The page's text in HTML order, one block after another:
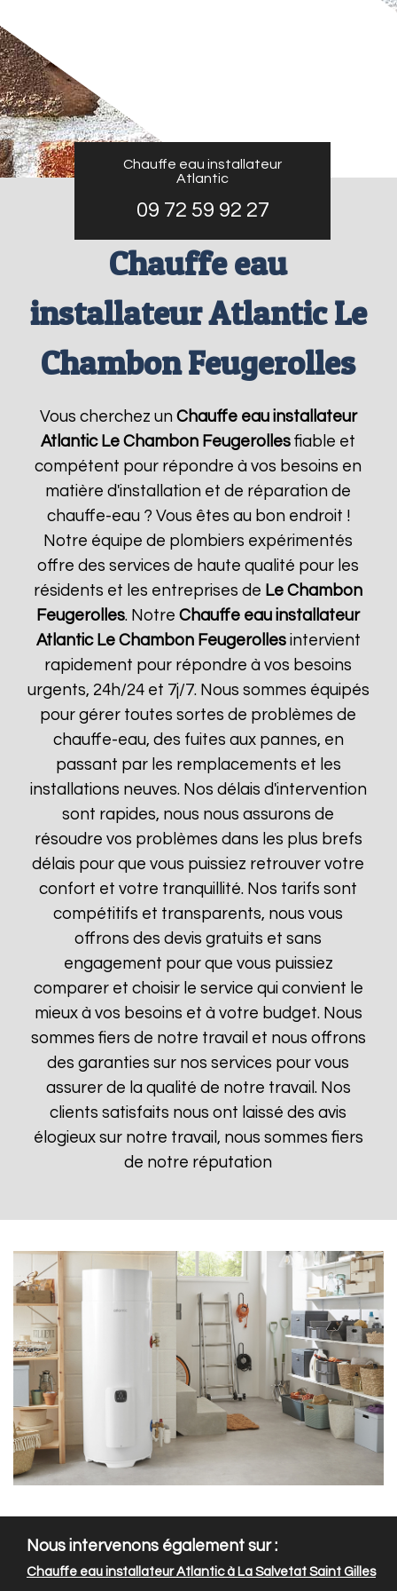
Chauffe eau installateur
Atlantic
09 72 59 92 27
Chauffe eau
installateur Atlantic Le
Chambon Feugerolles
Vous cherchez un Chauffe eau installateur
Atlantic Le Chambon Feugerolles fiable et
compétent pour répondre à vos besoins en
matière d'installation et de réparation de
chauffe-eau ? Vous êtes au bon endroit !
Notre équipe de plombiers expérimentés
offre des services de haute qualité pour les
résidents et les entreprises de Le Chambon
Feugerolles. NotreChauffe eau installateur
Atlantic Le Chambon Feugerollesintervient
rapidement pour répondre à vos besoins
urgents, 24h/24 et 7j/7. Nous sommes équipés
pour gérer toutes sortes de problèmes de
chauffe-eau, des fuites aux pannes, en
passant par les remplacements et les
installations neuves. Nos délais d'intervention
sont rapides, nous nous assurons de
résoudre vos problèmes dans les plus brefs
délais pour que vous puissiez retrouver votre
confort et votre tranquillité. Nos tarifs sont
compétitifs et transparents, nous vous
offrons des devis gratuits et sans
engagement pour que vous puissiez
comparer et choisir le service qui convient le
mieux à vos besoins et à votre budget. Nous
sommes fiers de notre travail et nous offrons
des garanties sur nos services pour vous
assurer de la qualité de notre travail. Nos
clients satisfaits nous ont laissé des avis
élogieux sur notre travail, nous sommes fiers
de notre réputation
Nous intervenons également sur :
Chauffe eau installateur Atlantic à La Salvetat Saint Gilles